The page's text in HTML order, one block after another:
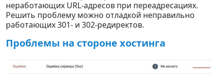
неработающих URL-адресов при переадресациях.
Решить проблему можно отладкой неправильно
работающих 301- и 302-редиректов.
Проблемы на стороне хостинга